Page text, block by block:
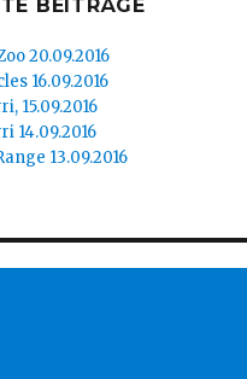
BEITRÄGE
20.09.2016
16.09.2016
15.09.2016
14.09.2016
13.09.2016